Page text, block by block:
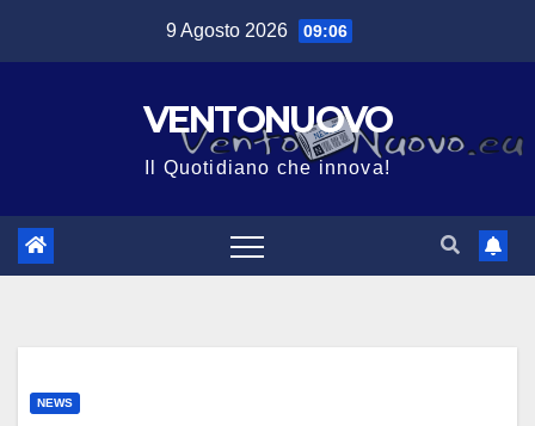
9 Agosto 2026 09:06
VENTONUOVO
Il Quotidiano che innova!
NEWS